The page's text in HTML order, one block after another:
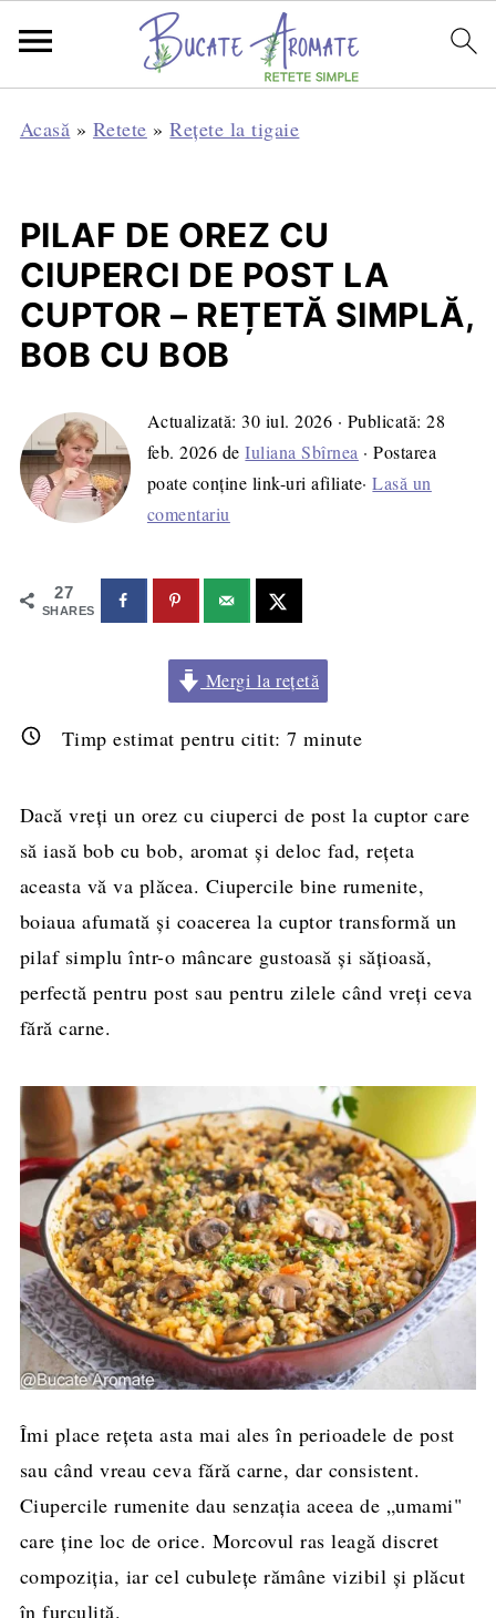
Acasă » Retete »Rețete la tigaie
PILAF DE OREZ CU
CIUPERCI DE POST LA
CUPTOR – REȚETĂ SIMPLĂ,
BOB CU BOB
Actualizată:30 iul. 2026 · Publicată:28
feb. 2026 deIuliana Sbîrnea · Postarea
poate conține link-uri afiliate·Lasă un
comentariu
27
SHARES
Mergi la rețetă
Timp estimat pentru citit:7 minute
Dacă vreți un orez cu ciuperci de post la cuptor care
să iasă bob cu bob, aromat și deloc fad, rețeta
aceasta vă va plăcea. Ciupercile bine rumenite,
boiaua afumată și coacerea la cuptor transformă un
pilaf simplu într-o mâncare gustoasă și sățioasă,
perfectă pentru post sau pentru zilele când vreți ceva
fără carne.
Îmi place rețeta asta mai ales în perioadele de post
sau când vreau ceva fără carne, dar consistent.
Ciupercile rumenite dau senzația aceea de „umami"
care ține loc de orice. Morcovul ras leagă discret
compoziția, iar cel cubulețe rămâne vizibil și plăcut
în furculiță.